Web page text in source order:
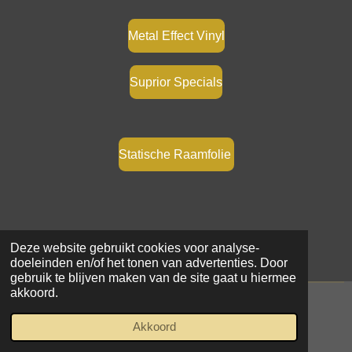
Deze website gebruikt cookies voor analyse-
doeleinden en/of het tonen van advertenties. Door
gebruik te blijven maken van de site gaat u hiermee
akkoord.
Akkoord
Metal Effect Vinyl
Suprior Specials
Statische Raamfolie